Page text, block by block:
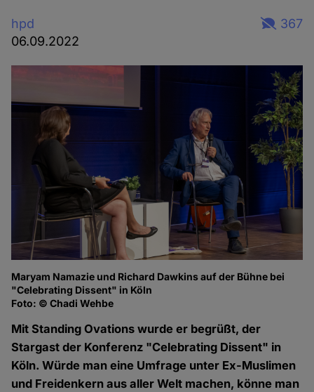
hpd
06.09.2022
367
Maryam Namazie und Richard Dawkins auf der Bühne bei
"Celebrating Dissent" in Köln
Foto: © Chadi Wehbe
Mit Standing Ovations wurde er begrüßt, der
Stargast der Konferenz "Celebrating Dissent" in
Köln. Würde man eine Umfrage unter Ex-Muslimen
und Freidenkern aus aller Welt machen, könne man